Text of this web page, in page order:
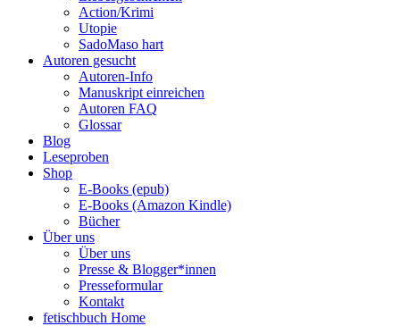
Action/Krimi
Utopie
SadoMaso hart
Autoren gesucht
Autoren-Info
Manuskript einreichen
Autoren FAQ
Glossar
Blog
Leseproben
Shop
E-Books (epub)
E-Books (Amazon Kindle)
Bücher
Über uns
Über uns
Presse & Blogger*innen
Presseformular
Kontakt
fetischbuch Home